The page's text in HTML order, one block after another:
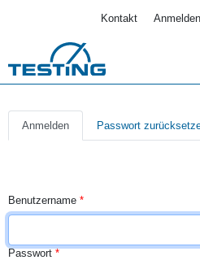
Kontakt Anmelden
Anmelden Passwort
Benutzername
Passwort